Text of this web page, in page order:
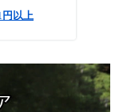
円以上